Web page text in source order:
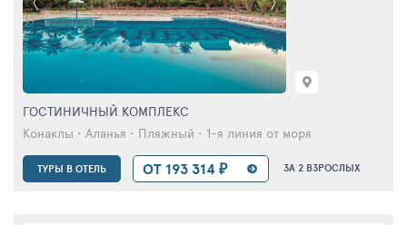
ГОСТИНИЧНЫЙ КОМПЛЕКС
Конаклы • Аланья • Пляжный • 1-я линия от моря
ТУРЫ В ОТЕЛЬ ОТ 193 314 ₽ ЗА 2 ВЗРОСЛЫХ